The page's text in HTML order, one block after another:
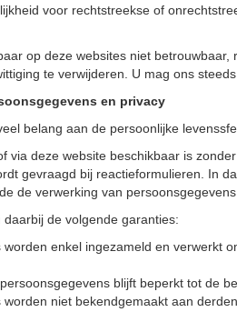
voor rechtstreekse of
op deze websites niet
te verwijderen. U mag ons
en privacy
belang aan de persoonlijke
via deze website beschikbaar is
gevraagd bij reactieformulieren. In
de verwerking van
de volgende garanties:
worden enkel ingezameld en verwerkt
blijft beperkt tot de
worden niet bekendgemaakt aan